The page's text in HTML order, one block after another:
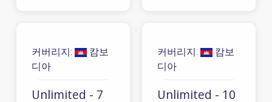
커버리지:
캄보
디아
Unlimited - 7
커버리지:
캄보
디아
Unlimited - 10